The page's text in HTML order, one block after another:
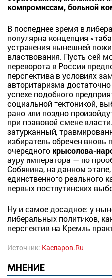
компромиссам, больной
В последнее время в
популярна концепция
устранения нынешней
властвования. Пусть сей
переворота в России
перспектива в условиях
авторитаризма
успехе подобного
социальной тектоникой,
рано или поздно
при правовой смене
затурканный,
избиратель обречен вновь
очередного крысолова-
ауру императора — по
Собянина, на данном
единственного реального
первых постпутинских
Ну и самое досадное: у
либеральных политиков,
перспектив на Кремль
Источник: Каспаров.Ru
МНЕНИЕ